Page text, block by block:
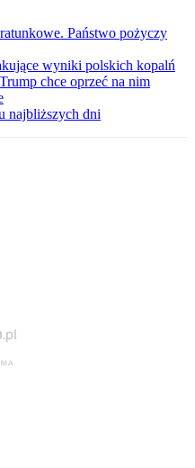
Państwo pożyczy
wyniki polskich kopalń
chce oprzeć na nim
najbliższych dni